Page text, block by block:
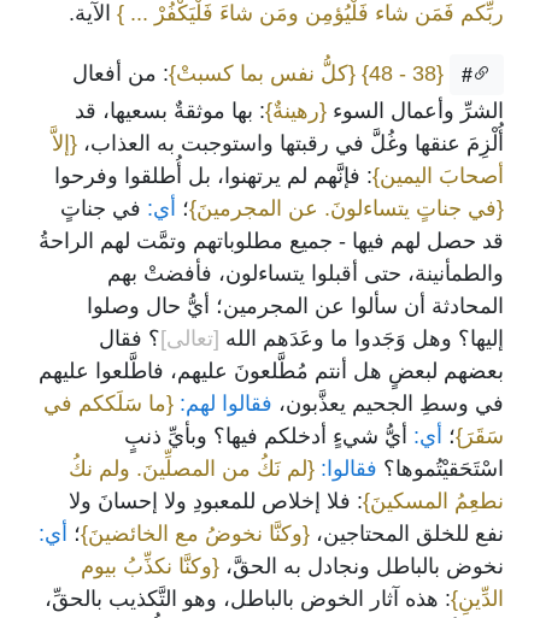
ربِّكم فَمَن شاء فَلْيُؤمِن ومَن شاءَ فَلْيَكْفُرْ ... } الآية.
#
{38 - 48} {كلُّ نفس بما كسبتْ}: من أفعال
الشرِّ وأعمال السوء {رهينةٌ}: بها موثقةٌ بسعيها، قد
أُلْزِمَ عنقها وغُلَّ في رقبتها واستوجبت به العذاب، {إلاَّ
أصحابَ اليمين}: فإنَّهم لم يرتهنوا، بل أُطلقوا وفرحوا
{في جناتٍ يتساءلونَ. عن المجرمينَ}؛ أي: في جناتٍ
قد حصل لهم فيها - جميع مطلوباتهم وتمَّت لهم الراحةُ
والطمأنينة، حتى أقبلوا يتساءلون، فأفضتْ بهم
المحادثة أن سألوا عن المجرمين؛ أيُّ حال وصلوا
إليها؟ وهل وَجَدوا ما وعَدَهم الله [تعالى] ؟ فقال
بعضهم لبعضٍ هل أنتم مُطَّلعونَ عليهم، فاطَّلعوا عليهم
في وسطِ الجحيم يعذَّبون، فقالوا لهم: {ما سَلَككم في
سَقَرَ}؛ أي: أيُّ شيءٍ أدخلكم فيها؟ وبأيِّ ذنبٍ
اسْتَحَقيْتُموها؟ فقالوا: {لم نَكُ من المصلِّينَ. ولم نكُ
نطعِمُ المسكينَ}: فلا إخلاص للمعبودِ ولا إحسانَ ولا
نفع للخلق المحتاجين، {وكنَّا نخوضُ مع الخائضينَ}؛ أي:
نخوض بالباطل ونجادل به الحقَّ، {وكنَّا نكذِّبُ بيوم
الدِّينِ}: هذه آثار الخوض بالباطل، وهو التَّكذيب بالحقِّ،